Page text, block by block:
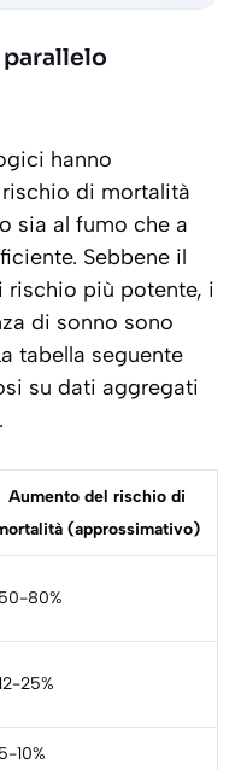
hanno
di mortalità
sia al fumo che a
Sebbene il
rischio più potente, i
di sonno sono
tabella seguente
su dati aggregati
Aumento del rischio di
(approssimativo)
80%
25%
10%